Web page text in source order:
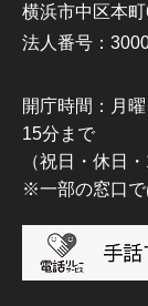
横浜市中区本
法人番号：
開庁時間：月
15分まで
（祝日・休日
※一部の窓口で